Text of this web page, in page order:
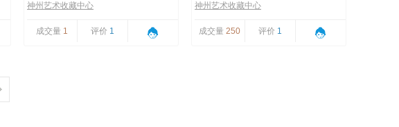
神州艺术收藏中心
成交量 1 评价 1
神州艺术收藏中心
成交量 250 评价 1